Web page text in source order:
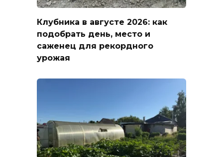
Клубника в августе 2026: как
подобрать день, место и
саженец для рекордного
урожая